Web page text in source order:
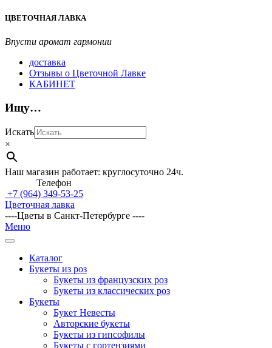
Перейти
содержимому
ЦВЕТОЧНАЯ ЛАВКА
Впусти аромат гармонии
доставка
Отзывы о Цветочной Лавке
КАБИНЕТ
Ищу…
Искать
×
Наш магазин работает: круглосуточно 24ч.
Телефон
+7 (964) 349-53-25
Цветочная лавка
----Цветы в Санкт-Петербурге ----
Главное
навигационное
Меню
Каталог
Букеты из роз
Букеты из французских роз
Букеты из классических роз
Букеты
Букет Невесты
Авторские букеты
Букеты из гипсофилы
Букеты с гортензиями